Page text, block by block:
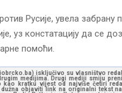
Русије, увела забрану
уз констатацију да се
помоћи.
isključivo su vlasništvo
medijima. Drugi mediji smiju
kao kratku vijest od najviše četiri
objaviti link na originalni tekst